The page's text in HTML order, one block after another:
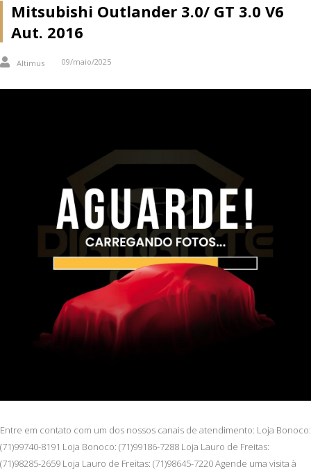
Mitsubishi Outlander 3.0/ GT 3.0 V6
Aut. 2016
Altimus 09/maio/2025
Entre em contato com um dos nossos canais de atendimento: Loja Bonoco:
(71)99740-8191 Loja Bonoco: (71)99186-7288 Loja Lauro de Freitas:
(71)98285-2659 Loja Lauro de Freitas: (71)98645-7220 Agende uma visita à